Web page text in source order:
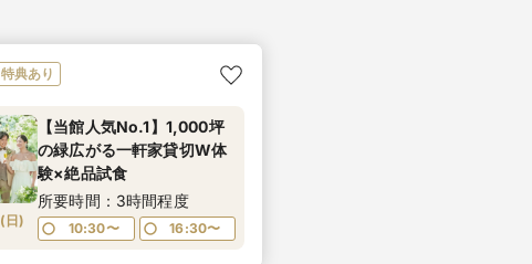
特典あり
( 日)
【当館人気No.1】1,000坪
の緑広がる一軒家貸切W体
験×絶品試食
所要時間：3時間程度
10:30〜 16:30〜